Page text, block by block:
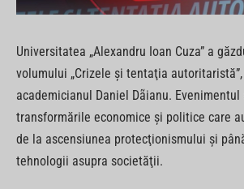
Universitatea „Alexandru Ioan Cuza” a
volumului „Crizele şi tentaţia
academicianul Daniel Dãianu.
transformările economice şi politice care
de la ascensiunea protecţionismului şi
tehnologii asupra societăţii.